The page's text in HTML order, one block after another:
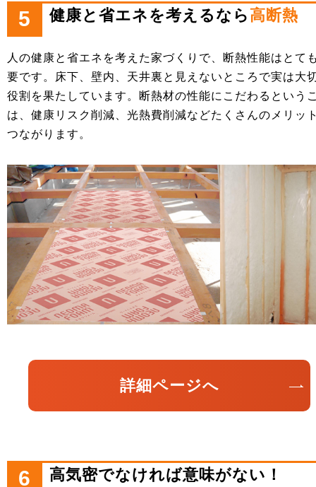
5 健康と省エネを考えるなら 高断熱
人の健康と省エネを考えた家づくりで、断熱性能はとて
要です。床下、壁内、天井裏と見えないところで実は大
役割を果たしています。断熱材の性能にこだわるという
は、健康リスク削減、光熱費削減などたくさんのメリッ
つながります。
詳細ページへ
6
高気密でなければ意味がない！